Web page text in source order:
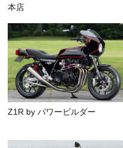
本店
Z1R by パワービルダー